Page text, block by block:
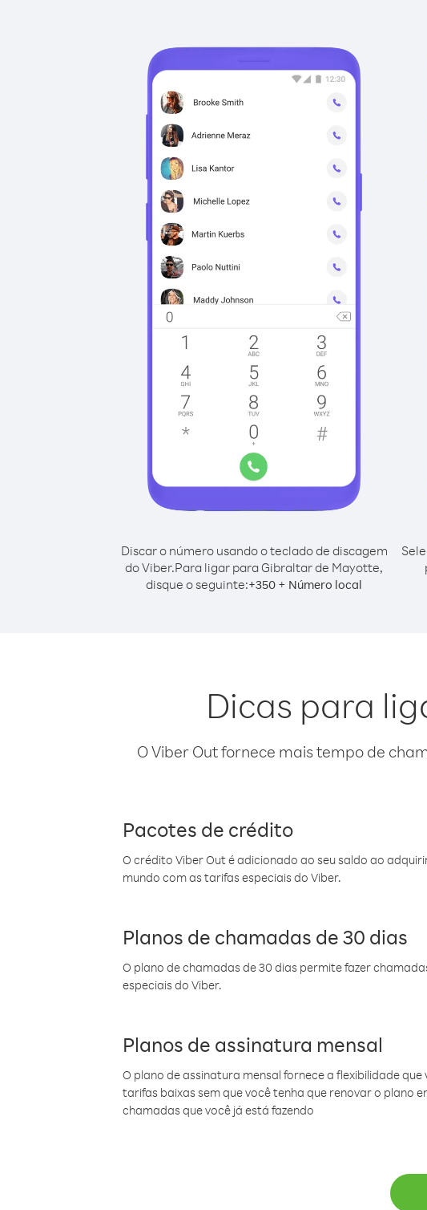
Discar o número usando o teclado de discagem
do Viber.Para ligar para Gibraltar de Mayotte,
disque o seguinte:+350 + Número local
Dicas para
O Viber Out fornece mais tempo de
Pacotes de crédito
O crédito Viber Out é adicionado ao seu saldo ao
mundo com as tarifas especiais do Viber.
Planos de chamadas de 30 dias
O plano de chamadas de 30 dias permite fazer
especiais do Viber.
Planos de assinatura mensal
O plano de assinatura mensal fornece a flexibilidade
tarifas baixas sem que você tenha que renovar o plano
chamadas que você já está fazendo